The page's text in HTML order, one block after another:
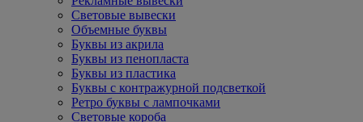
Световые вывески
Объемные буквы
Буквы из акрила
Буквы из пенопласта
Буквы из пластика
Буквы с контражурной подсветкой
Ретро буквы с лампочками
Световые короба